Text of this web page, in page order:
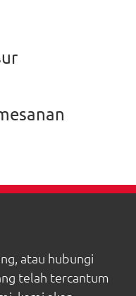
atau hubungi
telah tercantum